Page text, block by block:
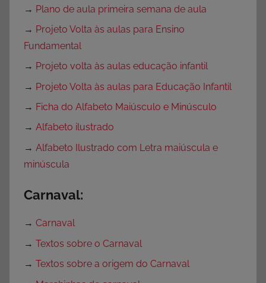
→ Plano de aula primeira semana de aula
→ Projeto Volta às aulas para Ensino
Fundamental
→ Projeto volta às aulas educação infantil
→ Projeto Volta às aulas para Educação Infantil
→ Ficha do Alfabeto Maiúsculo e Minúsculo
→ Alfabeto ilustrado
→ Alfabeto Ilustrado com Letra maiúscula e
minúscula
Carnaval:
→ Carnaval
→ Textos sobre o Carnaval
→ Textos sobre a origem do Carnaval